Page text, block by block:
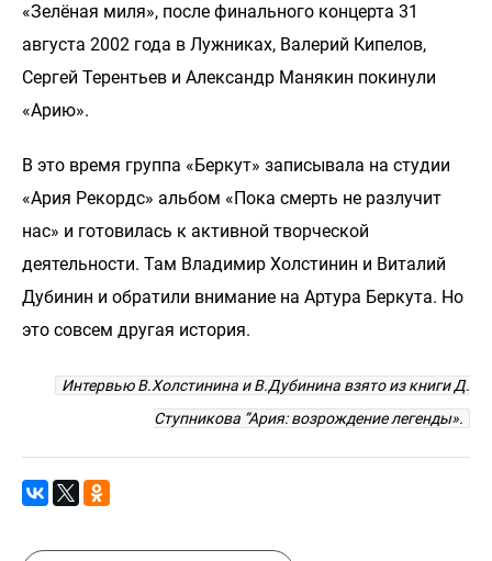
«Зелёная миля», после финального концерта 31
августа 2002 года в Лужниках, Валерий Кипелов,
Сергей Терентьев и Александр Манякин покинули
«Арию».
В это время группа «Беркут» записывала на студии
«Ария Рекордс» альбом «Пока смерть не разлучит
нас» и готовилась к активной творческой
деятельности. Там Владимир Холстинин и Виталий
Дубинин и обратили внимание на Артура Беркута. Но
это совсем другая история.
Интервью В.Холстинина и В.Дубинина взято из книги Д.
Ступникова ”Ария: возрождение легенды».